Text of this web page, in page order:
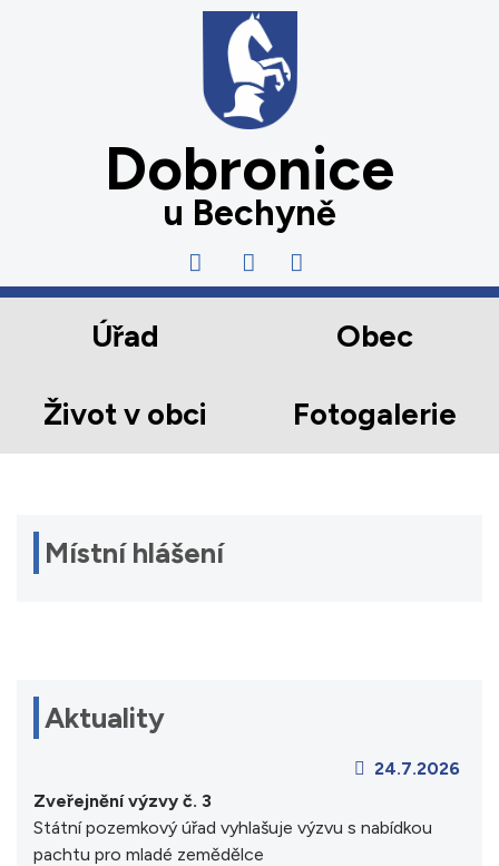
Dobronice
u Bechyně
Úřad Obec
Život v obci Fotogalerie
Místní hlášení
Aktuality
24.7.2026
Zveřejnění výzvy č. 3
Státní pozemkový úřad vyhlašuje výzvu s nabídkou
pachtu pro mladé zemědělce